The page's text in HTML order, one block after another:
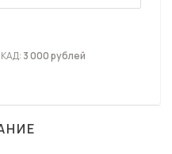
3 000 рублей